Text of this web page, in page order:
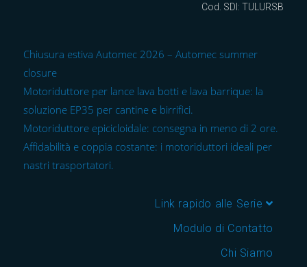
Cod. SDI: TULURSB
Chiusura estiva Automec 2026 – Automec summer
closure
Motoriduttore per lance lava botti e lava barrique: la
soluzione EP35 per cantine e birrifici.
Motoriduttore epicicloidale: consegna in meno di 2 ore.
Affidabilità e coppia costante: i motoriduttori ideali per
nastri trasportatori.
Link rapido alle Serie
Modulo di Contatto
Chi Siamo